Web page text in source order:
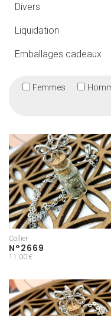
Divers
Liquidation
Emballages cadeaux
Femmes
Collier
N°2669
11,00 €